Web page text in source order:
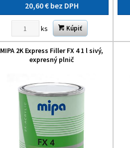
20,60 € bez DPH
ks Kúpiť
MIPA 2K Express Filler FX 4 1 l sivý,
expresný plnič